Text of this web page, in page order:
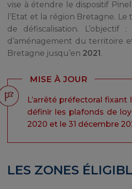
vise à étendre le dispositif
l’Etat et la région Bretagne.
de défiscalisation.
d’aménagement du territoire
Bretagne jusqu’en 2021.
MISE À JOUR
L’arrêté préfectoral fixant
définir les plafonds de
2020 et le 31 décembre
LES ZONES